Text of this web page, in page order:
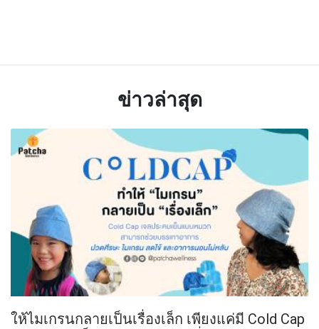
ข่าวล่าสุด
ให้ไมเกรนกลายเป็นเรื่องเล็ก เพียงแค่มี Cold Cap